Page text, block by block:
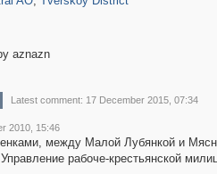
aznazn
Latest comment: 17 December 2015, 07:34
2010, 15:46
между Малой Лубянкой и
рабоче-крестьянской